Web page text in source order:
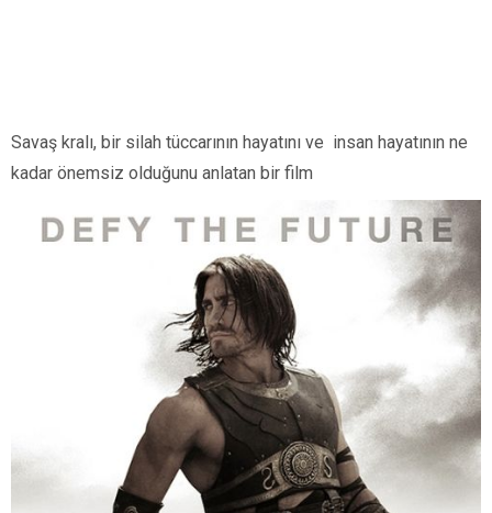
Savaş kralı, bir silah tüccarının hayatını ve insan hayatının ne
kadar önemsiz olduğunu anlatan bir film